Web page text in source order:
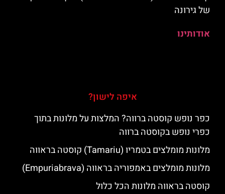
של גירונה
אודותינו
איפה לישון?
כפר נופש קוסטה ברווה? המלצות על מלונות בתוך
כפרי נופש בקוסטה ברווה
מלונות מומלצים בטמריו (Tamariu) קוסטה בראווה
מלונות מומלצים באמפוריה בראווה (Empuriabrava)
קוסטה בראווה מלונות הכל כלול